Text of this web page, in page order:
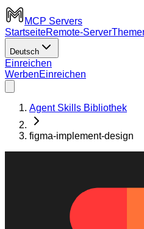
MCP Servers
StartseiteRemote-Server
Deutsch
Einreichen
WerbenEinreichen
Agent Skills Bibliothek
figma-implement-design